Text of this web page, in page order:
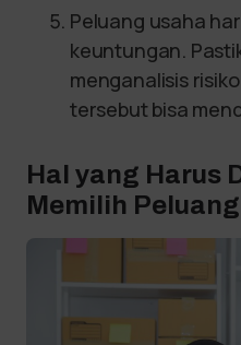
Peluang usaha
keuntungan.
menganalisis
tersebut bisa
Hal yang Harus
Memilih